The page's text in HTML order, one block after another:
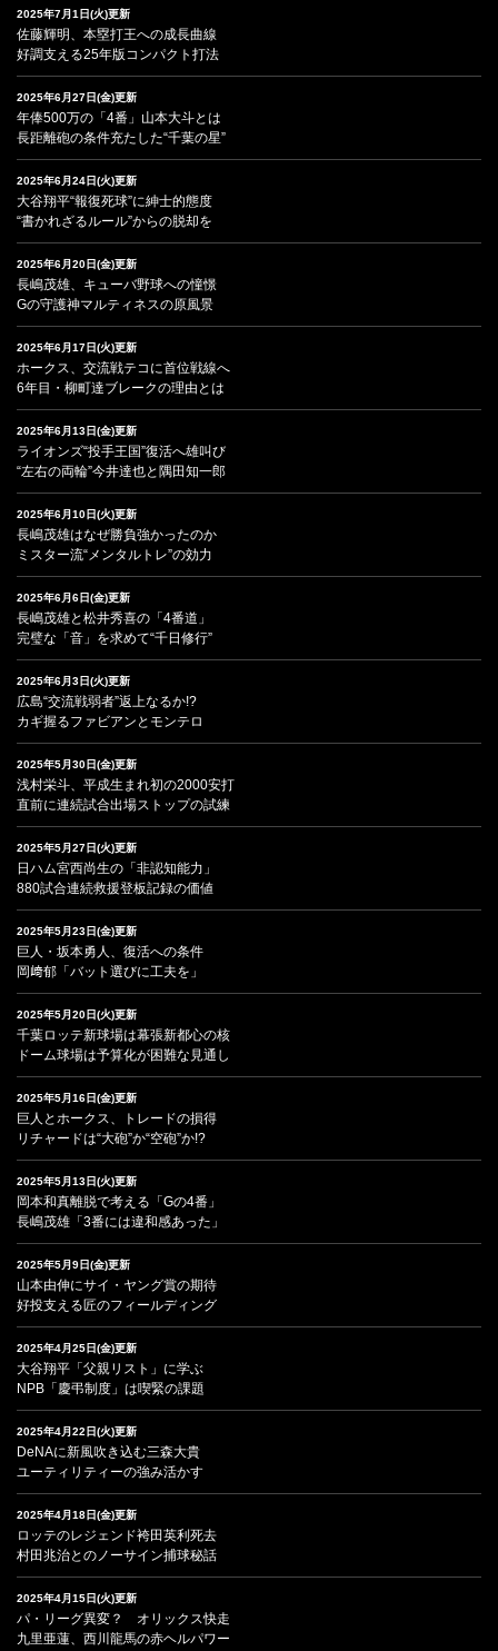
2025年7月1日(火)更新
佐藤輝明、本塁打王への成長曲線
好調支える25年版コンパクト打法
2025年6月27日(金)更新
年俸500万の「4番」山本大斗とは
長距離砲の条件充たした“千葉の星”
2025年6月24日(火)更新
大谷翔平“報復死球”に紳士的態度
“書かれざるルール”からの脱却を
2025年6月20日(金)更新
長嶋茂雄、キューバ野球への憧憬
Gの守護神マルティネスの原風景
2025年6月17日(火)更新
ホークス、交流戦テコに首位戦線へ
6年目・柳町達ブレークの理由とは
2025年6月13日(金)更新
ライオンズ“投手王国”復活へ雄叫び
“左右の両輪”今井達也と隅田知一郎
2025年6月10日(火)更新
長嶋茂雄はなぜ勝負強かったのか
ミスター流“メンタルトレ”の効力
2025年6月6日(金)更新
長嶋茂雄と松井秀喜の「4番道」
完璧な「音」を求めて“千日修行”
2025年6月3日(火)更新
広島“交流戦弱者”返上なるか!?
カギ握るファビアンとモンテロ
2025年5月30日(金)更新
浅村栄斗、平成生まれ初の2000安打
直前に連続試合出場ストップの試練
2025年5月27日(火)更新
日ハム宮西尚生の「非認知能力」
880試合連続救援登板記録の価値
2025年5月23日(金)更新
巨人・坂本勇人、復活への条件
岡﨑郁「バット選びに工夫を」
2025年5月20日(火)更新
千葉ロッテ新球場は幕張新都心の核
ドーム球場は予算化が困難な見通し
2025年5月16日(金)更新
巨人とホークス、トレードの損得
リチャードは“大砲”か“空砲”か!?
2025年5月13日(火)更新
岡本和真離脱で考える「Gの4番」
長嶋茂雄「3番には違和感あった」
2025年5月9日(金)更新
山本由伸にサイ・ヤング賞の期待
好投支える匠のフィールディング
2025年4月25日(金)更新
大谷翔平「父親リスト」に学ぶ
NPB「慶弔制度」は喫緊の課題
2025年4月22日(火)更新
DeNAに新風吹き込む三森大貴
ユーティリティーの強み活かす
2025年4月18日(金)更新
ロッテのレジェンド袴田英利死去
村田兆治とのノーサイン捕球秘話
2025年4月15日(火)更新
パ・リーグ異変？ オリックス快走
九里亜蓮、西川龍馬の赤ヘルパワー